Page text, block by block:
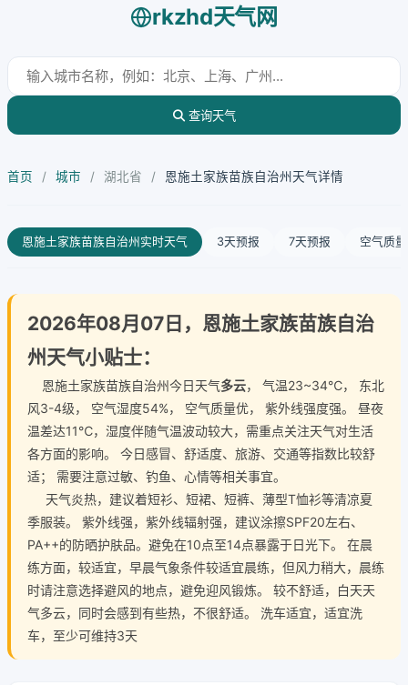
rkzhd天气网
查询天气
首页 / 城市 / 湖北省 / 恩施土家族苗族自治州天气详情
恩施土家族苗族自治州实时天气 3天预报 7天预报 空气质量
2026年08月07日，恩施土家族苗族自治
州天气小贴士：
恩施土家族苗族自治州今日天气多云， 气温23~34℃， 东北
风3-4级， 空气湿度54%， 空气质量优， 紫外线强度强。 昼夜
温差达11℃，湿度伴随气温波动较大，需重点关注天气对生活
各方面的影响。 今日感冒、舒适度、旅游、交通等指数比较舒
适； 需要注意过敏、钓鱼、心情等相关事宜。
天气炎热，建议着短衫、短裙、短裤、薄型T恤衫等清凉夏
季服装。 紫外线强，紫外线辐射强，建议涂擦SPF20左右、
PA++的防晒护肤品。避免在10点至14点暴露于日光下。 在晨
练方面，较适宜，早晨气象条件较适宜晨练，但风力稍大，晨练
时请注意选择避风的地点，避免迎风锻炼。 较不舒适，白天天
气多云，同时会感到有些热，不很舒适。 洗车适宜，适宜洗
车，至少可维持3天